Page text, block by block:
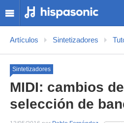
Artículos Sintetizadores
Sintetizadores
MIDI: cambios
selección de